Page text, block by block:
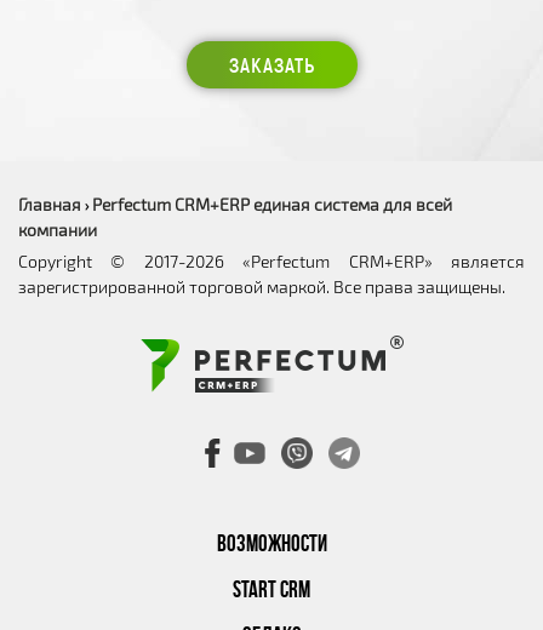
ЗАКАЗАТЬ
ВОЗМОЖНОСТИ
START CRM
Главная › Perfectum CRM+ERP единая система для всей
компании
Copyright © 2017-2026 «Perfectum CRM+ERP» является
зарегистрированной торговой маркой. Все права защищены.